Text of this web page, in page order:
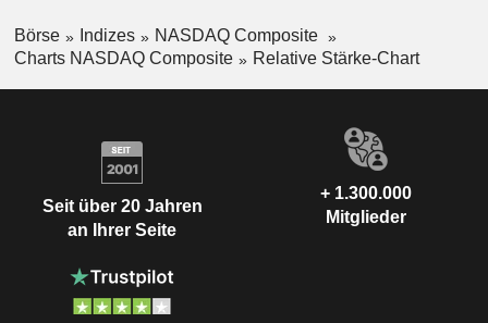
Börse Indizes
NASDAQ Composite
Charts NASDAQ Composite
Relative Stärke-Chart
Seit über 20 Jahren
an Ihrer Seite
+ 1.300.000
Mitglieder